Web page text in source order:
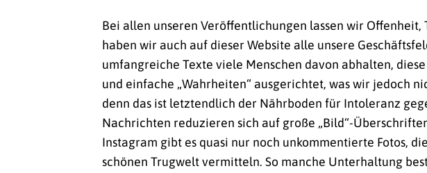
Bei allen unseren Veröffentlichungen lassen wir
haben wir auch auf dieser Website alle unsere
umfangreiche Texte viele Menschen davon abhalten,
und einfache „Wahrheiten“ ausgerichtet, was wir jedoch
denn das ist letztendlich der Nährboden für Intoleranz
Nachrichten reduzieren sich auf große „Bild“-
Instagram gibt es quasi nur noch unkommentierte Fotos,
schönen Trugwelt vermitteln. So manche Unterhaltung